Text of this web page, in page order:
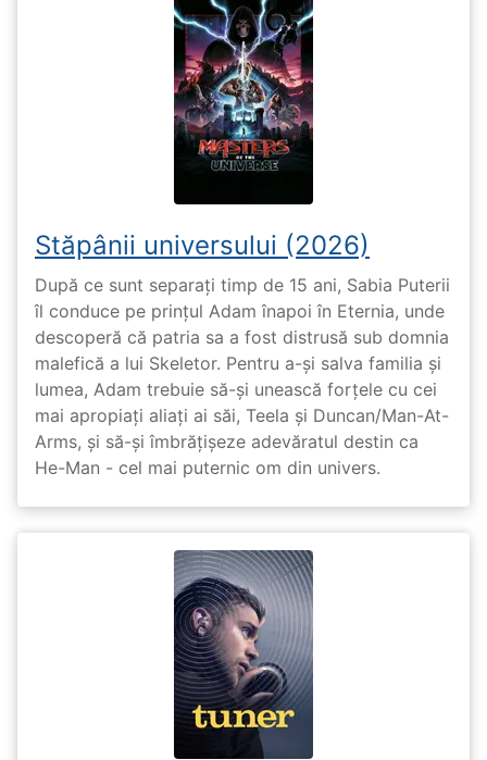
Stăpânii universului (2026)
După ce sunt separați timp de 15 ani, Sabia Puterii
îl conduce pe prințul Adam înapoi în Eternia, unde
descoperă că patria sa a fost distrusă sub domnia
malefică a lui Skeletor. Pentru a-și salva familia și
lumea, Adam trebuie să-și unească forțele cu cei
mai apropiați aliați ai săi, Teela și Duncan/Man-At-
Arms, și să-și îmbrățișeze adevăratul destin ca
He-Man - cel mai puternic om din univers.